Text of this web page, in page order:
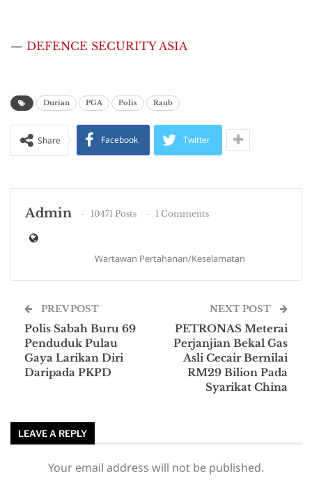
— DEFENCE SECURITY ASIA
Durian PGA Polis Raub
Share Facebook Twitter
Admin 10471 Posts 1 Comments
Wartawan Pertahanan/Keselamatan
PREV POST
Polis Sabah Buru 69
Penduduk Pulau
Gaya Larikan Diri
Daripada PKPD
NEXT POST
PETRONAS Meterai
Perjanjian Bekal Gas
Asli Cecair Bernilai
RM29 Bilion Pada
Syarikat China
LEAVE A REPLY
Your email address will not be published.